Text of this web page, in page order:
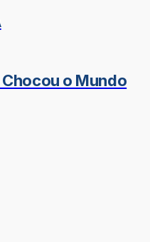
o Mundo